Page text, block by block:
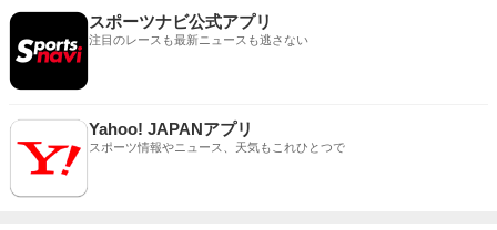
スポーツナビ公式アプリ
注目のレースも最新ニュースも逃さない
Yahoo! JAPANアプリ
スポーツ情報やニュース、天気もこれひとつで